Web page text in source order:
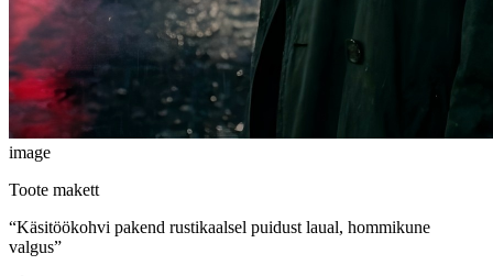
image
Toote makett
“Käsitöökohvi pakend rustikaalsel puidust laual, hommikune
valgus”